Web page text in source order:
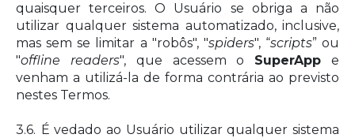
quaisquer terceiros. O Usuário se obriga a não
utilizar qualquer sistema automatizado, inclusive,
mas sem se limitar a "robôs", "spiders", “scripts” ou
"offline readers", que acessem o SuperApp e
venham a utilizá-la de forma contrária ao previsto
nestes Termos.
3.6. É vedado ao Usuário utilizar qualquer sistema